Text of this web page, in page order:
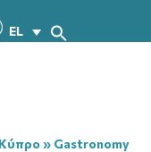
EL
» Gastronomy